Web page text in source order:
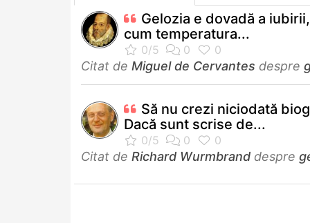
Gelozia e dovadă a
cum temperatura...
Citat de Miguel de Cervantes despre
Să nu crezi niciodată
Dacă sunt scrise de...
Citat de Richard Wurmbrand despre